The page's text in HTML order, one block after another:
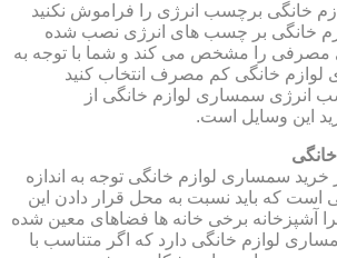
خانگی برچسب انرژی را فراموش نکنید
خانگی بر چسب های انرژی نصب شده
مصرفی را مشخص می کند و شما با توجه به
لوازم خانگی کم مصرف انتخاب کنید
انرژی سمساری لوازم خانگی از
این وسایل است.
سمساری لوازم خانگی توجه به اندازه
است که باید نسبت به محل قرار دادن این
آشپزخانه برخی خانه ها فضاهای معین شده
لوازم خانگی دارد که اگر متناسب با